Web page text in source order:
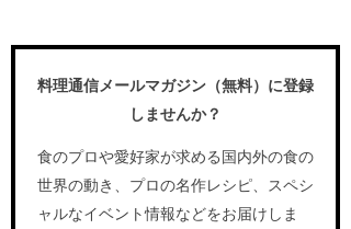
料理通信メールマガジン（無料）に登録
しませんか？
食のプロや愛好家が求める国内外の食の
世界の動き、プロの名作レシピ、スペシ
ャルなイベント情報などをお届けしま